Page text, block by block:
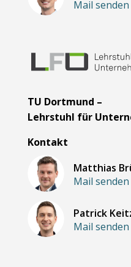
Mail senden
TU Dortmund –
Lehrstuhl für
Kontakt
Matthias
Mail senden
Patrick
Mail senden